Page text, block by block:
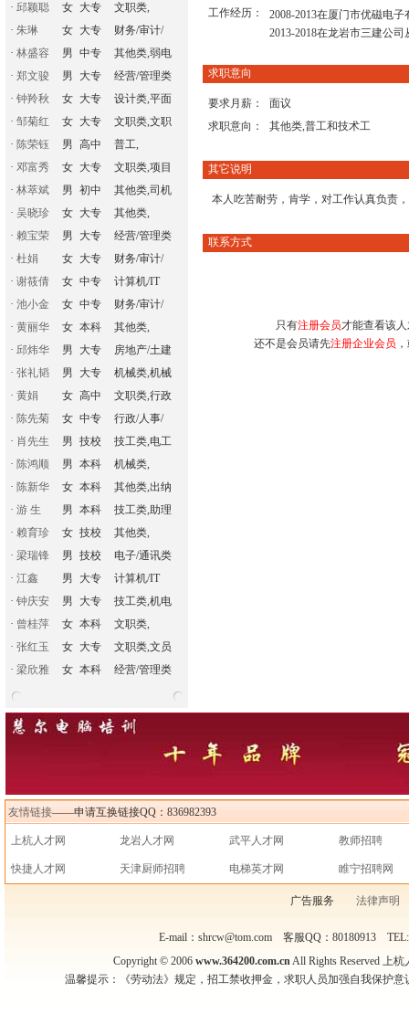
· 邱颖聪 女 大专
文职类,
· 朱琳 女 大专
财务/审计/
· 林盛容 男 中专
其他类,弱电
· 郑文骏 男 大专
经营/管理类
· 钟羚秋 女 大专
设计类,平面
· 邹菊红 女 大专
文职类,文职
· 陈荣钰 男 高中
普工,
· 邓富秀 女 大专
文职类,项目
· 林萃斌 男 初中
其他类,司机
· 吴晓珍 女 大专
其他类,
· 赖宝荣 男 大专
经营/管理类
· 杜娟 女 大专
财务/审计/
· 谢筱倩 女 中专
计算机/IT
· 池小金 女 中专
财务/审计/
· 黄丽华 女 本科
其他类,
· 邱炜华 男 大专
房地产/土建
· 张礼韬 男 大专
机械类,机械
· 黄娟 女 高中
文职类,行政
· 陈先菊 女 中专
行政/人事/
· 肖先生 男 技校
技工类,电工
· 陈鸿顺 男 本科
机械类,
· 陈新华 女 本科
其他类,出纳
· 游 生 男 本科
技工类,助理
· 赖育珍 女 技校
其他类,
· 梁瑞锋 男 技校
电子/通讯类
· 江鑫 男 大专
计算机/IT
· 钟庆安 男 大专
技工类,机电
· 曾桂萍 女 本科
文职类,
· 张红玉 女 大专
文职类,文员
· 梁欣雅 女 本科 经营/管理类
工作经历：
2008-2013在厦门市优磁电
2013-2018在龙岩市三建公
求职意向
要求月薪：
面议
求职意向：
其他类,普工和技术工
其它说明
本人吃苦耐劳，肯学，对工作认真负责
联系方式
只有注册会员才能查看该
还不是会员请先注册企业会员
友情链接——申请互换链接QQ：836982393
上杭人才网 龙岩人才网 武平人才网 教师招聘
快捷人才网 天津厨师招聘 电梯英才网 睢宁招聘网
广告服务 法律声明
E-mail：shrcw@tom.com 客服QQ：80180913
Copyright © 2006 www.364200.com.cnAll Rights Reserved
温馨提示：《劳动法》规定，招工禁收押金，求职人员加强自我保护